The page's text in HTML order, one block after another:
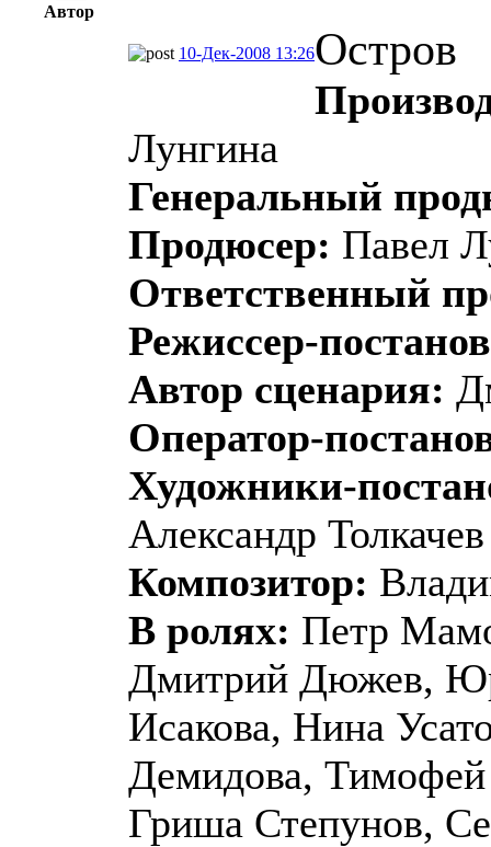
Автор
10-Дек-2008 13:26Остров
Лунгина
Генеральный
Продюсер: Павел
Ответственный
Режиссер-
Автор сценария:
Оператор-
Художники-
Александр Толкачев
Композитор:
В ролях: Петр
Дмитрий Дюжев,
Исакова, Нина
Демидова, Тимофей
Гриша Степунов,